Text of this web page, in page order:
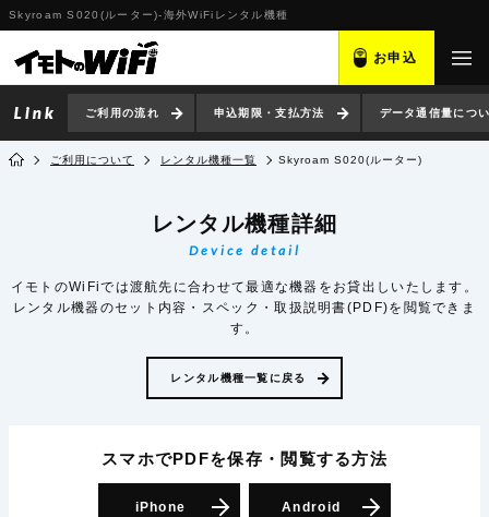
Skyroam S020(ルーター)-海外WiFiレンタル機種
お申込
ご利用の流れ 申込期限・支払方法 データ通信量につ
ご利用について レンタル機種一覧 Skyroam S020(ルーター)
レンタル機種詳細
Device detail
イモトのWiFiでは渡航先に合わせて最適な機器をお貸出しいたします。
レンタル機器のセット内容・スペック・取扱説明書(PDF)を閲覧できま
す。
レンタル機種一覧に戻る
スマホでPDFを保存・閲覧する方法
iPhone Android